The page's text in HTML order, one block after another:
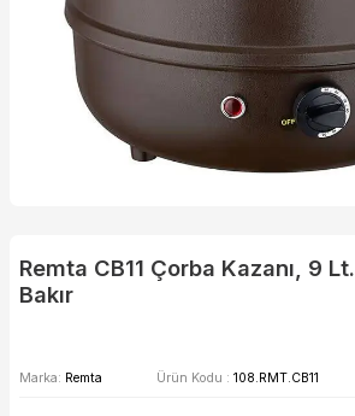
Remta CB11 Çorba Kazanı, 9 Lt.
Bakır
Marka: Remta Ürün Kodu : 108.RMT.CB11